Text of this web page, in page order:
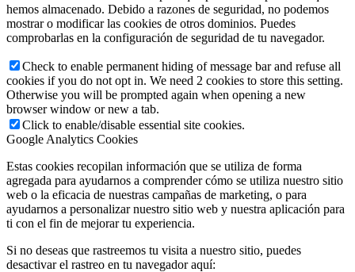
hemos almacenado. Debido a razones de seguridad, no podemos
mostrar o modificar las cookies de otros dominios. Puedes
comprobarlas en la configuración de seguridad de tu navegador.
Check to enable permanent hiding of message bar and refuse all
cookies if you do not opt in. We need 2 cookies to store this setting.
Otherwise you will be prompted again when opening a new
browser window or new a tab.
Click to enable/disable essential site cookies.
Google Analytics Cookies
Estas cookies recopilan información que se utiliza de forma
agregada para ayudarnos a comprender cómo se utiliza nuestro sitio
web o la eficacia de nuestras campañas de marketing, o para
ayudarnos a personalizar nuestro sitio web y nuestra aplicación para
ti con el fin de mejorar tu experiencia.
Si no deseas que rastreemos tu visita a nuestro sitio, puedes
desactivar el rastreo en tu navegador aquí: